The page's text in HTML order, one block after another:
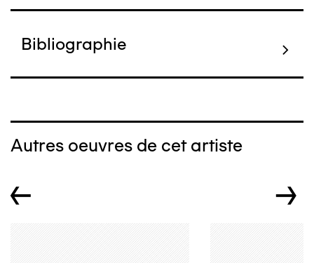
Bibliographie
Autres oeuvres de cet artiste
← →